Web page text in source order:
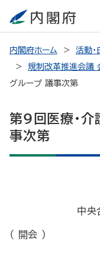
内閣府ホーム 活動
規制改革推進会議
グループ 議事次第
第9回医療・介
事次第
中央
（ 開会 ）